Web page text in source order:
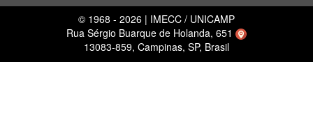
© 1968 - 2026 | IMECC / UNICAMP
Rua Sérgio Buarque de Holanda, 651
13083-859, Campinas, SP, Brasil